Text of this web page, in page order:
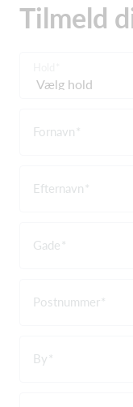
Tilmeld
Fornavn
Efternavn
Gade
Postnummer
By